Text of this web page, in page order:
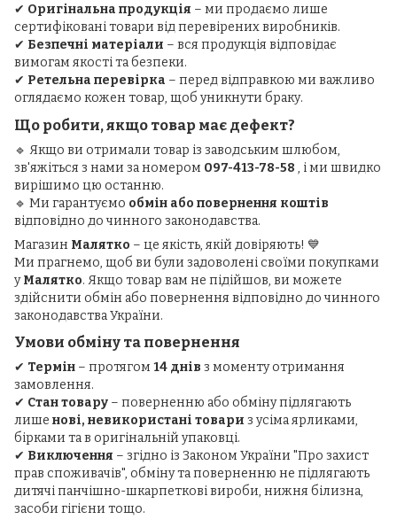
✔ Оригінальна продукція – ми продаємо лише
сертифіковані товари від перевірених виробників.
✔ Безпечні матеріали – вся продукція відповідає
вимогам якості та безпеки.
✔ Ретельна перевірка – перед відправкою ми важливо
оглядаємо кожен товар, щоб уникнути браку.
Що робити, якщо товар має дефект?
🔹 Якщо ви отримали товар із заводським шлюбом,
зв'яжіться з нами за номером 097-413-78-58 , і ми швидко
вирішимо цю останню.
🔹 Ми гарантуємо обмін або повернення коштів
відповідно до чинного законодавства.
Магазин Малятко – це якість, якій довіряють! 💙
Ми прагнемо, щоб ви були задоволені своїми покупками
уМалятко. Якщо товар вам не підійшов, ви можете
здійснити обмін або повернення відповідно до чинного
законодавства України.
Умови обміну та повернення
✔ Термін – протягом 14 днів з моменту отримання
замовлення.
✔ Стан товару – поверненню або обміну підлягають
лише нові, невикористані товари з усіма ярликами,
бірками та в оригінальній упаковці.
✔ Виключення – згідно із Законом України "Про захист
прав споживачів", обміну та поверненню не підлягають
дитячі панчішно-шкарпеткові вироби, нижня білизна,
засоби гігієни тощо.